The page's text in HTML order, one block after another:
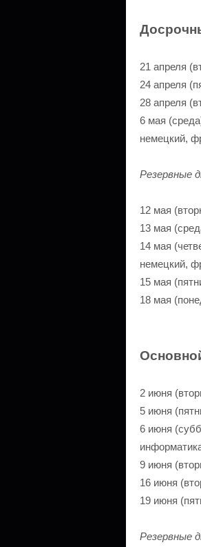
21 апреля
24 апреля
28 апреля
6 мая
немецкий,
Резервные
12 мая
13 мая
14 мая
немецкий,
15 мая
18 мая
2 июня
5 июня
6 июня
9 июня
16 июня
19 июня
Резервные